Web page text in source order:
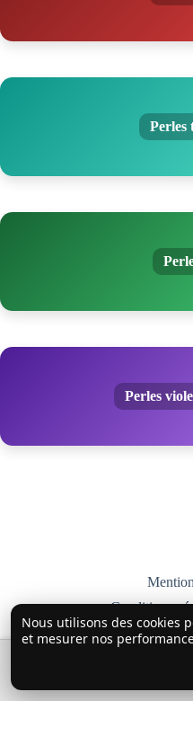
Perles
Perles
Conditions
Livraison,
Politique
Nous utilisons des cookies
et mesurer nos